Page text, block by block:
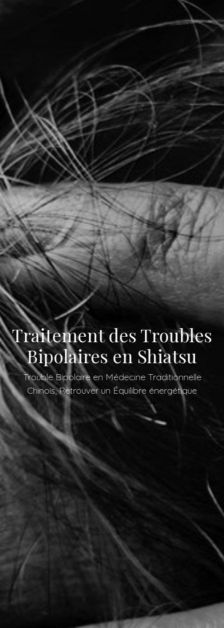
Traitement des Troubles
Bipolaires en Shiatsu
Trouble Bipolaire en Médecine Traditionnelle
Chinois, Retrouver un Équilibre énergétique